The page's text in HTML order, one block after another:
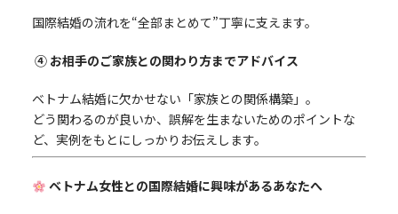
国際結婚の流れを“全部まとめて”丁寧に支えます。
④ お相手のご家族との関わり方までアドバイス
ベトナム結婚に欠かせない「家族との関係構築」。
どう関わるのが良いか、誤解を生まないためのポイントな
ど、実例をもとにしっかりお伝えします。
ベトナム女性との国際結婚に興味があるあなたへ